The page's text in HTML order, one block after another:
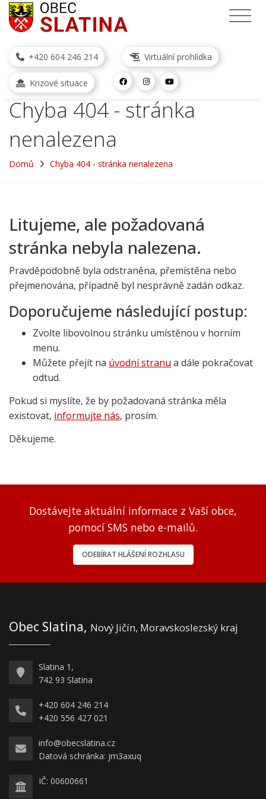
+420 604 246 214 Virtuální prohlídka
Krizové situace
Chyba 404 - stránka
nenalezena
Domů Chyba 404 - stránka nenalezena
Litujeme, ale požadovaná
stránka nebyla nalezena.
Pravděpodobně byla odstraněna, přemístěna nebo
přejmenována, případně byl nesprávně zadán odkaz.
Doporučujeme následující postup:
Zvolte libovolnou stránku umístěnou v horním
menu.
Můžete přejít na úvodní stranu a dále pokračovat
odtud.
Pokud si myslíte, že by požadovaná stránka měla
existovat, informujte nás, prosím.
Děkujeme.
Dostávejte aktuální informace z Vaší obce,
pomocí SMS nebo e-mailů.
ODEBÍRAT HLÁŠENÍ ROZHLASU
Obec Slatina, Nový Jičín, Moravskoslezský kraj
Slatina 1,
742 93 Slatina
+420 604 246 214
+420 556 427 021
info@obecslatina.cz
Datová schránka: jm3axuq
IČ: 00600661